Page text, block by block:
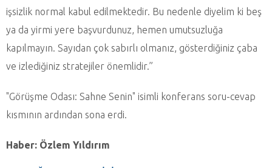
işsizlik normal kabul edilmektedir. Bu nedenle diyelim ki beş
ya da yirmi yere başvurdunuz, hemen umutsuzluğa
kapılmayın. Sayıdan çok sabırlı olmanız, gösterdiğiniz çaba
ve izlediğiniz stratejiler önemlidir.”
"Görüşme Odası: Sahne Senin" isimli konferans soru-cevap
kısmının ardından sona erdi.
Haber: Özlem Yıldırım